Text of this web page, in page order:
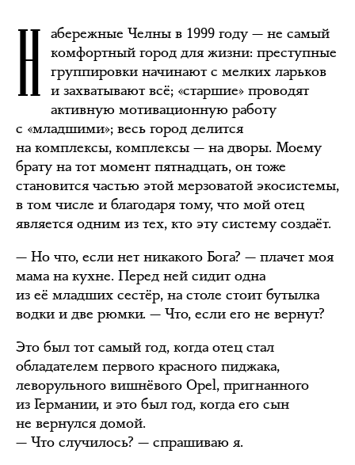
Н абережные Челны в 1999 году — не самый
комфортный город для жизни: преступные
группировки начинают с мелких ларьков
и захватывают всё; «старшие» проводят
активную мотивационную работу
с «младшими»; весь город делится
на комплексы, комплексы — на дворы. Моему
брату на тот момент пятнадцать, он тоже
становится частью этой мерзоватой экосистемы,
в том числе и благодаря тому, что мой отец
является одним из тех, кто эту систему создаёт.
— Но что, если нет никакого Бога? — плачет моя
мама на кухне. Перед ней сидит одна
из её младших сестёр, на столе стоит бутылка
водки и две рюмки. — Что, если его не вернут?
Это был тот самый год, когда отец стал
обладателем первого красного пиджака,
леворульного вишнёвого Opel, пригнанного
из Германии, и это был год, когда его сын
не вернулся домой.
— Что случилось? — спрашиваю я.